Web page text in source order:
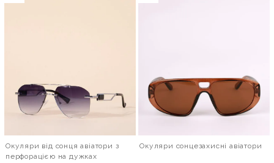
Окуляри від сонця авіатори з
перфорацією на дужках
Окуляри сонцезахисні авіатори